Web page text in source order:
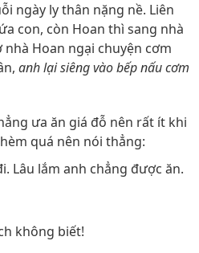
ngày ly thân nặng nề. Liên
con, còn Hoan thì sang nhà
Hoan ngại chuyện cơm
anh lại siêng vào bếp nấu cơm
ưa ăn giá đỗ nên rất ít khi
quá nên nói thẳng:
Lâu lắm anh chẳng được ăn.
không biết!